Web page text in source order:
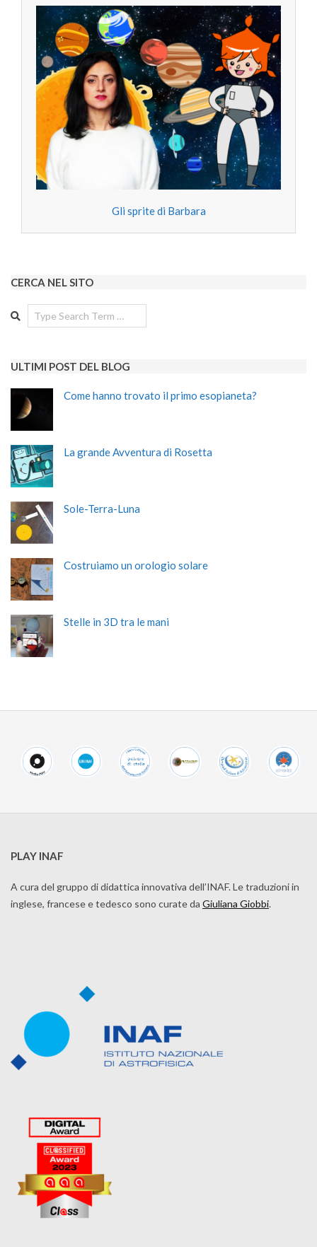
Gli sprite di Barbara
CERCA NEL SITO
Search
ULTIMI POST DEL BLOG
Come hanno trovato il primo esopianeta?
La grande Avventura di Rosetta
Sole-Terra-Luna
Costruiamo un orologio solare
Stelle in 3D tra le mani
PLAY INAF
A cura del gruppo di didattica innovativa dell’INAF. Le traduzioni in
inglese, francese e tedesco sono curate da Giuliana Giobbi.